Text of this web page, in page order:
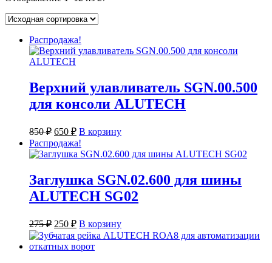
Распродажа!
Верхний улавливатель SGN.00.500
для консоли ALUTECH
850₽ Первоначальная
цена
составляла
650 ₽Текущая
цена:
650 ₽.
В корзину
Распродажа!
Заглушка SGN.02.600 для шины
ALUTECH SG02
275₽ Первоначальная
цена
составляла
250 ₽Текущая
цена:
250 ₽.
В корзину